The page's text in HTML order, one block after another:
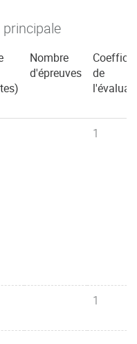
Nombre
d'épreuves
de
1
1